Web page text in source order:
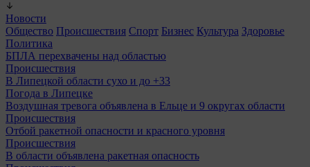
Новости
Общество Происшествия Спорт Бизнес Культура Здоровье
Политика
БПЛА перехвачены над областью
Происшествия
В Липецкой области сухо и до +33
Погода в Липецке
Воздушная тревога объявлена в Ельце и 9 округах области
Происшествия
Отбой ракетной опасности и красного уровня
Происшествия
В области объявлена ракетная опасность